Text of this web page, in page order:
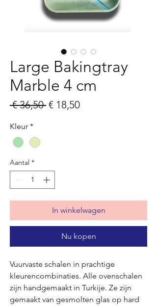
Large Bakingtray
Marble 4 cm
€ 36,50 Normale
€ 18,50Verkoopprijs
Kleur *
Aantal *
In winkelwagen
Nu kopen
Vuurvaste schalen in prachtige
kleurencombinaties. Alle ovenschalen
zijn handgemaakt in Turkije. Ze zijn
gemaakt van gesmolten glas op hard